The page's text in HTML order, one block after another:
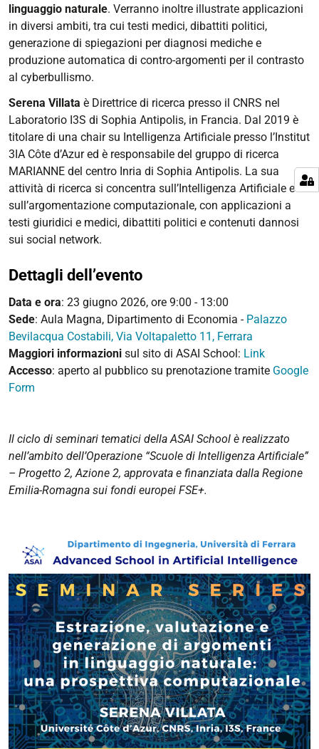
linguaggio naturale. Verranno inoltre illustrate applicazioni
in diversi ambiti, tra cui testi medici, dibattiti politici,
generazione di spiegazioni per diagnosi mediche e
produzione automatica di contro-argomenti per il contrasto
al cyberbullismo.
Serena Villata è Direttrice di ricerca presso il CNRS nel
Laboratorio I3S di Sophia Antipolis, in Francia. Dal 2019 è
titolare di una chairsu Intelligenza Artificiale presso l’Institut
3IA Côte d’Azur ed è responsabile del gruppo di ricerca
MARIANNE del centro Inria di Sophia Antipolis. La sua
attività di ricerca si concentra sull’Intelligenza Artificiale e
sull’argomentazione computazionale, con applicazioni a
testi giuridici e medici, dibattiti politici e contenuti dannosi
sui social network.
Dettagli dell’evento
Data e ora: 23 giugno 2026, ore 9:00 - 13:00
Sede: Aula Magna, Dipartimento di Economia - Palazzo
Bevilacqua Costabili, Via Voltapaletto 11, Ferrara
Maggiori informazioni sul sito di ASAI School: Link
Accesso: aperto al pubblico su prenotazione tramite Google
Form
Il ciclo di seminari tematici della ASAI School è realizzato
nell’ambito dell’Operazione “Scuole di Intelligenza Artificiale”
– Progetto 2, Azione 2, approvata e finanziata dalla Regione
Emilia-Romagna sui fondi europei FSE+.